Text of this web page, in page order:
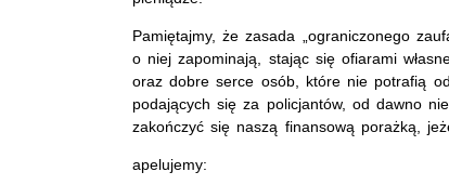
Pamiętajmy, że zasada „ograniczonego
o niej zapominają, stając się ofiarami
oraz dobre serce osób, które nie potrafią
podających się za policjantów, od dawno
zakończyć się naszą finansową porażką,
apelujemy: